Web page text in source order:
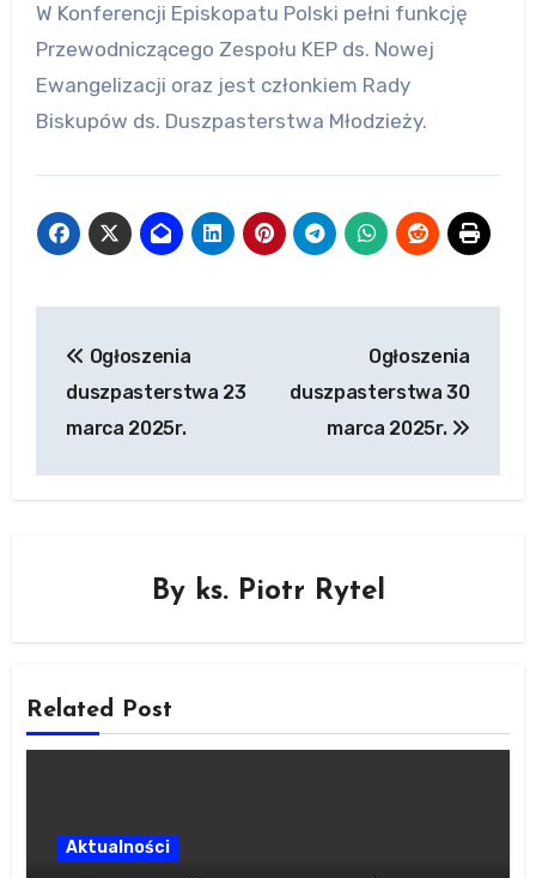
W Konferencji Episkopatu Polski pełni funkcję
Przewodniczącego Zespołu KEP ds. Nowej
Ewangelizacji oraz jest członkiem Rady
Biskupów ds. Duszpasterstwa Młodzieży.
navigation
Ogłoszenia
duszpasterstwa 23
marca 2025r.
Ogłoszenia
duszpasterstwa 30
marca 2025r.
By ks. Piotr Rytel
Related Post
Aktualności